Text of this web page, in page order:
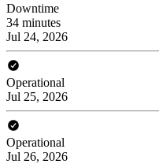
Downtime
34 minutes
Jul 24, 2026
Operational
Jul 25, 2026
Operational
Jul 26, 2026